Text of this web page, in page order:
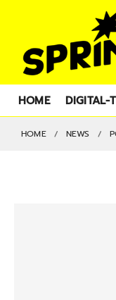
HOME DIGITAL-
HOME NEWS